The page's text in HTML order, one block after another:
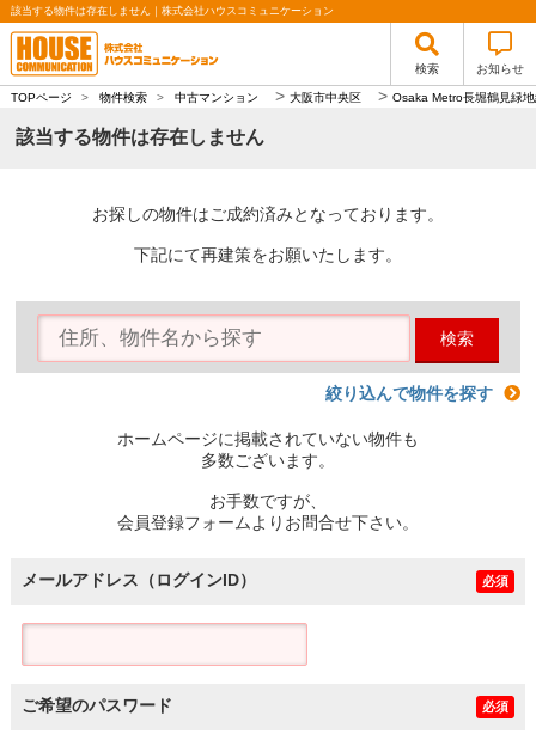
該当する物件は存在しません｜株式会社ハウスコミュニケーション
検索 お知らせ
TOPページ > 物件検索 > 中古マンション > 大阪市中央区 > Osaka Metro長堀鶴見緑
該当する物件は存在しません
お探しの物件はご成約済みとなっております。
下記にて再建策をお願いたします。
検索
絞り込んで物件を探す
ホームページに掲載されていない物件も
多数ございます。
お手数ですが、
会員登録フォームよりお問合せ下さい。
メールアドレス（ログインID） 必須
ご希望のパスワード 必須